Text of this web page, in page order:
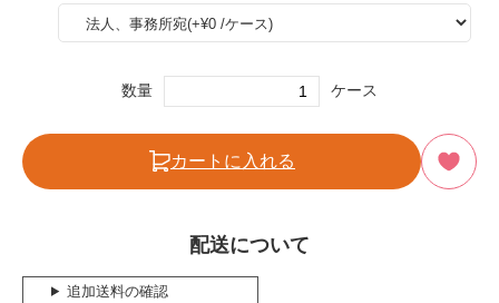
数量 ケース
カートに入れる
配送について
追加送料の確認